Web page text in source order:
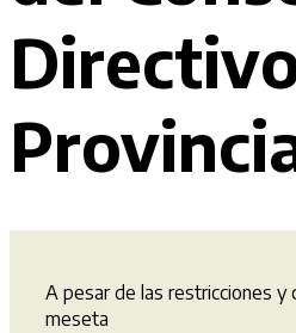
A pesar de las restricciones y
meseta